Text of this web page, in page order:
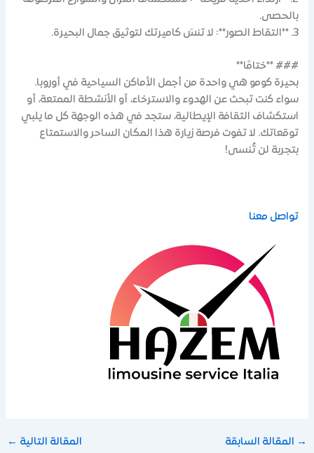
بالحصى.
3. **التقاط الصور**: لا تنسَ كاميرتك لتوثيق جمال البحيرة.
### **ختامًا**
بحيرة كومو هي واحدة من أجمل الأماكن السياحية في أوروبا.
سواء كنت تبحث عن الهدوء والاسترخاء، أو الأنشطة الممتعة، أو
استكشاف الثقافة الإيطالية، ستجد في هذه الوجهة كل ما يلبي
توقعاتك. لا تفوت فرصة زيارة هذا المكان الساحر والاستمتاع
بتجربة لن تُنسى!
تواصل معنا
→ المقالة السابقة المقالة التالية ←